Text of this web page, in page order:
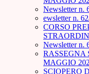
Newsletter n.
ewsletter n.
CORSO
Newsletter n.
RASSEGNA
MAGGIO
SCIOPERO